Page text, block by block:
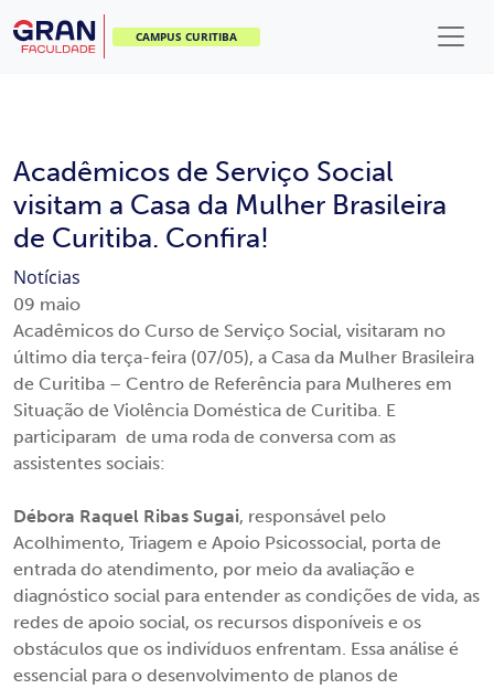
CAMPUS CURITIBA
Acadêmicos de Serviço Social
visitam a Casa da Mulher Brasileira
de Curitiba. Confira!
Notícias
09 maio
Acadêmicos do Curso de Serviço Social, visitaram no
último dia terça-feira (07/05), a Casa da Mulher Brasileira
de Curitiba – Centro de Referência para Mulheres em
Situação de Violência Doméstica de Curitiba. E
participaram de uma roda de conversa com as
assistentes sociais:
Débora Raquel Ribas Sugai, responsável pelo
Acolhimento, Triagem e Apoio Psicossocial, porta de
entrada do atendimento, por meio da avaliação e
diagnóstico social para entender as condições de vida, as
redes de apoio social, os recursos disponíveis e os
obstáculos que os indivíduos enfrentam. Essa análise é
essencial para o desenvolvimento de planos de